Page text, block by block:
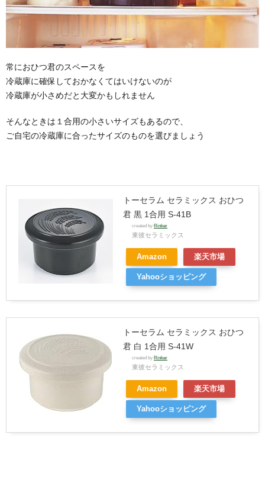
常におひつ君のスペースを
冷蔵庫に確保しておかなくてはいけないのが
冷蔵庫が小さめだと大変かもしれません
そんなときは１合用の小さいサイズもあるので、
ご自宅の冷蔵庫に合ったサイズのものを選びましょう
トーセラム セラミックス おひつ
君 黒 1合用 S-41B
created by Rinker
東彼セラミックス
Amazon 楽天市場
Yahooショッピング
トーセラム セラミックス おひつ
君 白 1合用 S-41W
created by Rinker
東彼セラミックス
Amazon 楽天市場
Yahooショッピング